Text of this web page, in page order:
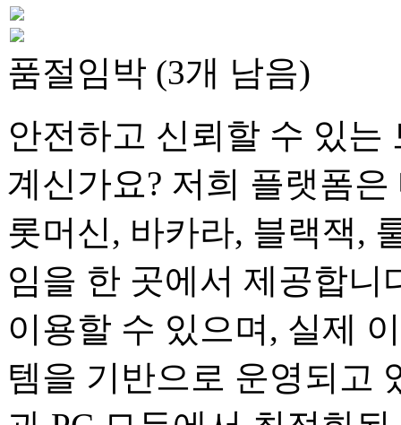
품절임박 (3개 남음)
안전하고 신뢰할 수 있는
계신가요? 저희 플랫폼
롯머신, 바카라, 블랙잭,
임을 한 곳에서 제공합니
이용할 수 있으며, 실제
템을 기반으로 운영되고